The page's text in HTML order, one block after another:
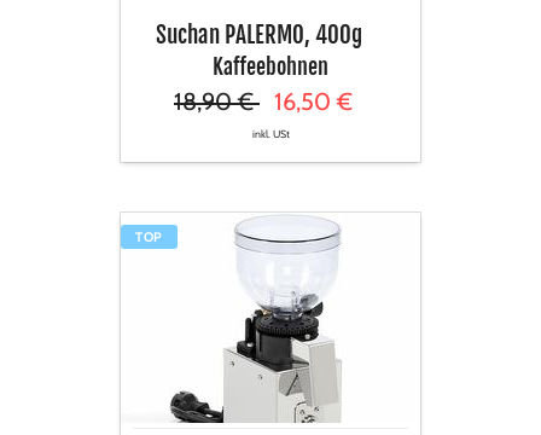
Suchan PALERMO, 400g
Kaffeebohnen
18,90 € 16,50 €
inkl. USt
Lelit
Kaffeemühle
TOP